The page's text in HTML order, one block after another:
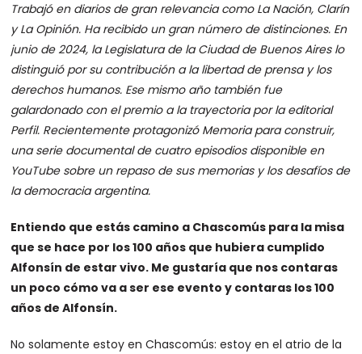
Trabajó en diarios de gran relevancia como La Nación, Clarín
y La Opinión. Ha recibido un gran número de distinciones. En
junio de 2024, la Legislatura de la Ciudad de Buenos Aires lo
distinguió por su contribución a la libertad de prensa y los
derechos humanos. Ese mismo año también fue
galardonado con el premio a la trayectoria por la editorial
Perfil. Recientemente protagonizó Memoria para construir,
una serie documental de cuatro episodios disponible en
YouTube sobre un repaso de sus memorias y los desafíos de
la democracia argentina.
Entiendo que estás camino a Chascomús para la misa
que se hace por los 100 años que hubiera cumplido
Alfonsín de estar vivo. Me gustaría que nos contaras
un poco cómo va a ser ese evento y contaras los 100
años de Alfonsín.
No solamente estoy en Chascomús: estoy en el atrio de la